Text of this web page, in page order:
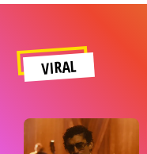
VIRAL